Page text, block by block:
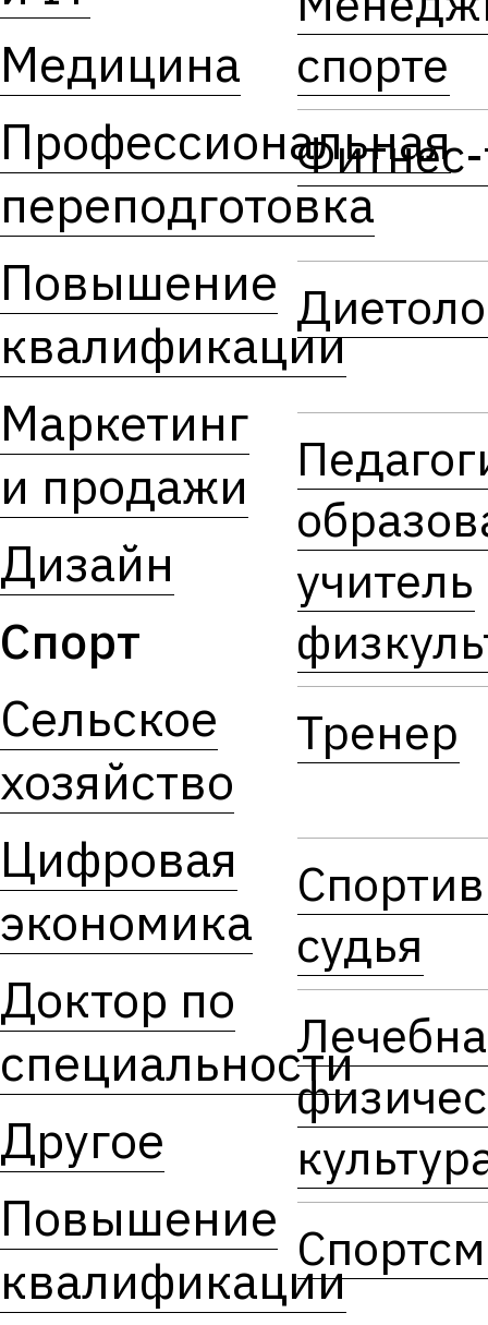
Медицина
Профессиональная
переподготовка
Повышение
квалификации
Маркетинг
и продажи
Дизайн
Спорт
Сельское
хозяйство
Цифровая
экономика
Доктор по
специальности
Другое
Повышение
квалификации
спорте
учитель
Тренер
судья